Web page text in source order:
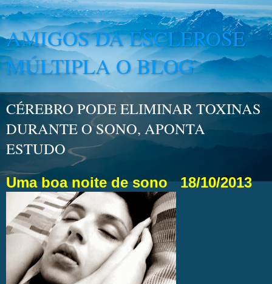
AMIGOS DA ESCLEROSE
MÚLTIPLA O BLOG
CÉREBRO PODE ELIMINAR TOXINAS
DURANTE O SONO, APONTA
ESTUDO
Uma boa noite de sono18/10/2013